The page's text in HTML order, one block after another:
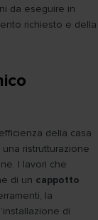
da eseguire in
richiesto e della
della casa
ristrutturazione
I lavori che
di un cappotto
la
di